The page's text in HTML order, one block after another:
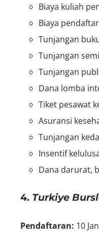
Biaya kuliah
Biaya
Tunjangan
Tunjangan
Tunjangan
Dana lomba
Tiket pesawat
Asuransi
Tunjangan
Insentif
Dana darurat,
4. Turkiye
Pendaftaran: 10